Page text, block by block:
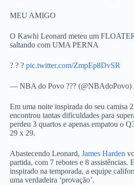
MEU AMIGO
O Kawhi Leonard meteu um
saltando com UMA PERNA
? ? ? pic.twitter.com/ZmpEp8DvSR
— NBA do Povo ??? (@NBAdoPovo)
Em uma noite inspirada do seu camisa
encontrou tantas dificuldades para
perdeu 3 quartos e apenas empatou o
29 x 29.
Abastecendo Leonard, James Harden
partida, com 7 rebotes e 8 assistências.
inspirado na temporada, a equipe
uma verdadeira ‘provação’.